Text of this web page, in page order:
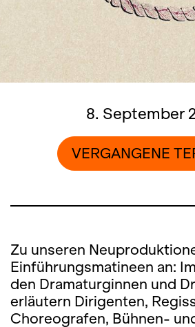
8. September
VERGANGENE
Zu unseren
Einführungsmatineen an:
den Dramaturginnen und
erläutern Dirigenten,
Choreografen, Bühnen-